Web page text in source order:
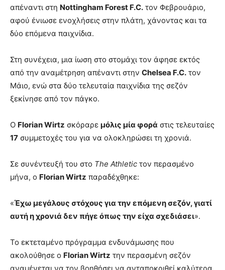
απέναντι στη Nottingham Forest F.C. τον Φεβρουάριο,
αφού ένιωσε ενοχλήσεις στην πλάτη, χάνοντας και τα
δύο επόμενα παιχνίδια.
Στη συνέχεια, μια ίωση στο στομάχι τον άφησε εκτός
από την αναμέτρηση απέναντι στην Chelsea F.C. τον
Μάιο, ενώ στα δύο τελευταία παιχνίδια της σεζόν
ξεκίνησε από τον πάγκο.
Ο Florian Wirtz σκόραρε μόλις μία φορά στις τελευταίες
17 συμμετοχές του για να ολοκληρώσει τη χρονιά.
Σε συνέντευξή του στο The Athletic τον περασμένο
μήνα, ο Florian Wirtz παραδέχθηκε:
«Έχω μεγάλους στόχους για την επόμενη σεζόν, γιατί
αυτή η χρονιά δεν πήγε όπως την είχα σχεδιάσει».
Το εκτεταμένο πρόγραμμα ενδυνάμωσης που
ακολούθησε ο Florian Wirtz την περασμένη σεζόν